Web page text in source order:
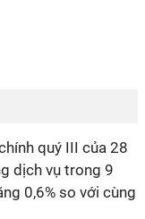
quý III của 28
dịch vụ trong 9
0,6% so với cùng